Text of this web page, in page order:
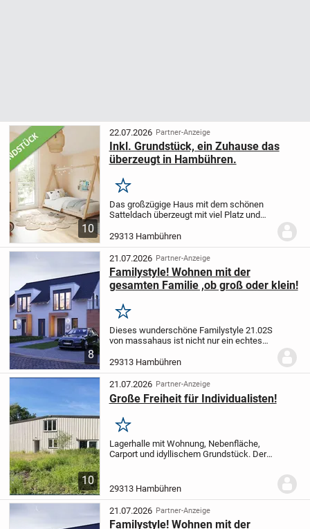
10
22.07.2026 Partner-Anzeige
Inkl. Grundstück, ein Zuhause das
überzeugt in Hambühren.
Merken
Das großzügige Haus mit dem schönen
Satteldach überzeugt mit viel Platz und
Wohnzimmer schenkt genügend Raum
zur Erholung, die sich anfügende Essecke
wird schnell zum...
29313 Hambühren
8
21.07.2026 Partner-Anzeige
Familystyle! Wohnen mit der
gesamten Familie ,ob groß oder klein!
Merken
Dieses wunderschöne Familystyle 21.02S
von massahaus ist nicht nur ein echtes
luftigen 218 m² jeglichen Wohnkomfort
für Sie und Ihre Familie.Durch die...
29313 Hambühren
10
21.07.2026 Partner-Anzeige
Große Freiheit für Individualisten!
Merken
Lagerhalle mit Wohnung, Nebenfläche,
Carport und idyllischem Grundstück. Der
Nutzungen müssten per Bauvoranfrage
abgesichert werden...
29313 Hambühren
21.07.2026 Partner-Anzeige
Familystyle! Wohnen mit der